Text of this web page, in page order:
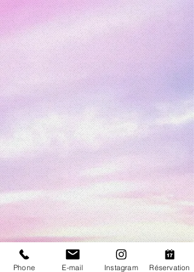
Phone E-mail Instagram Réservation